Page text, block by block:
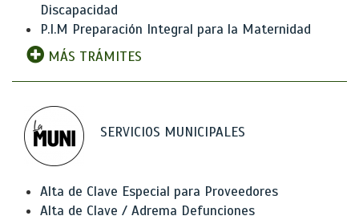
Discapacidad
P.I.M Preparación Integral para la Maternidad
MÁS TRÁMITES
SERVICIOS MUNICIPALES
Alta de Clave Especial para Proveedores
Alta de Clave / Adrema Defunciones